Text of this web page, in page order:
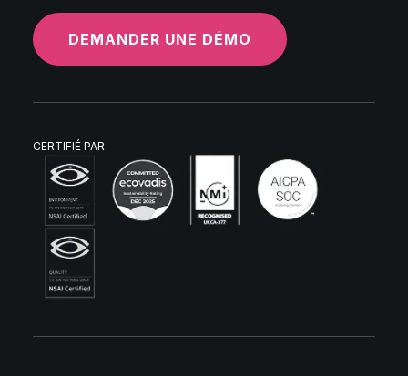
DEMANDER UNE DÉMO
CERTIFIÉ PAR